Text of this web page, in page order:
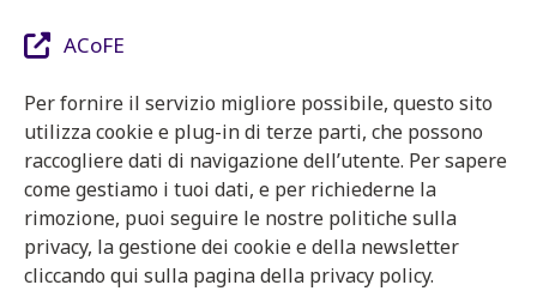
ACoFE
Per fornire il servizio migliore possibile, questo sito
utilizza cookie e plug-in di terze parti, che possono
raccogliere dati di navigazione dell’utente. Per sapere
come gestiamo i tuoi dati, e per richiederne la
rimozione, puoi seguire le nostre politiche sulla
privacy, la gestione dei cookie e della newsletter
cliccando qui sulla pagina della privacy policy.